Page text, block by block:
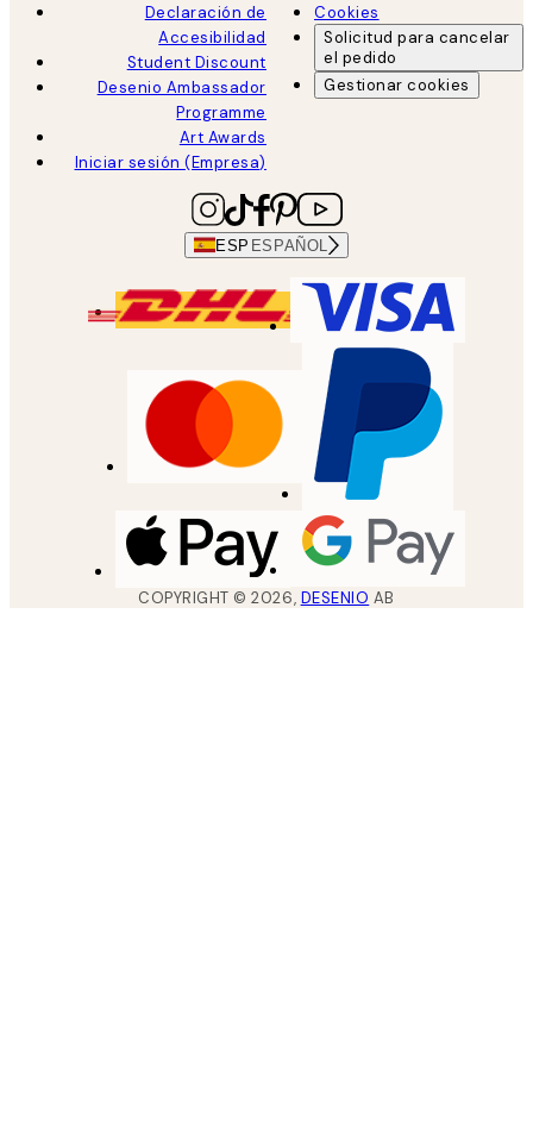
Declaración de
Accesibilidad
Student Discount
Desenio Ambassador
Programme
Art Awards
Iniciar sesión (Empresa)
Cookies
Solicitud para cancelar
el pedido
Gestionar cookies
ESP ESPAÑOL
COPYRIGHT ©2026, DESENIO AB